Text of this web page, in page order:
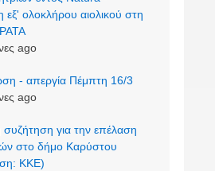
εξ' ολοκλήρου αιολικού στη
ago
- απεργία Πέμπτη 16/3
ago
για την επέλαση
στο δήμο Καρύστου
ΚΚΕ)